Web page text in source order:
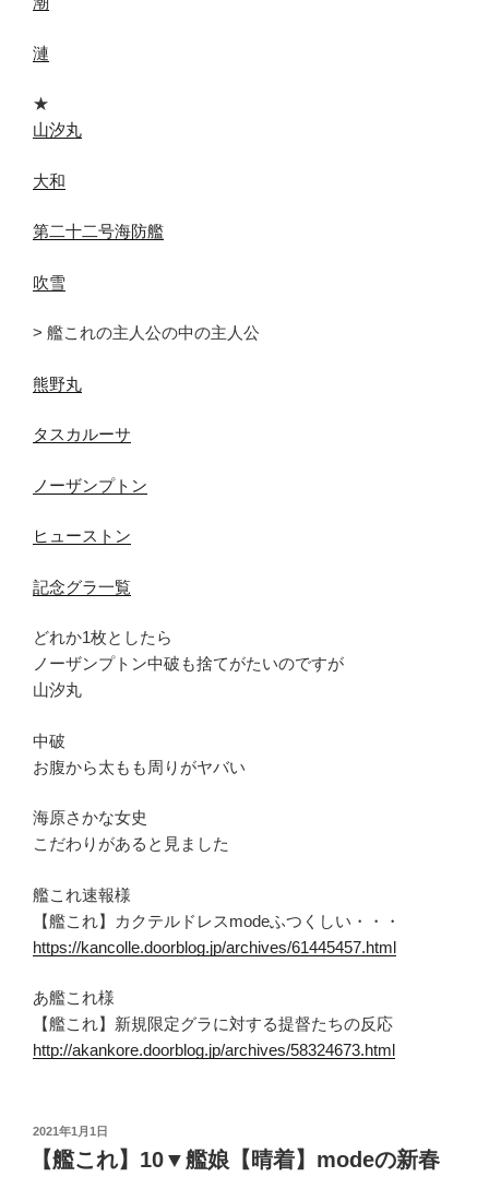
漣
★
山汐丸
大和
第二十二号海防艦
吹雪
> 艦これの主人公の中の主人公
熊野丸
タスカルーサ
ノーザンプトン
ヒューストン
記念グラ一覧
どれか1枚としたら
ノーザンプトン中破も捨てがたいのですが
山汐丸
中破
お腹から太もも周りがヤバい
海原さかな女史
こだわりがあると見ました
艦これ速報様
【艦これ】カクテルドレスmodeふつくしい・・・
https://kancolle.doorblog.jp/archives/61445457.html
あ艦これ様
【艦これ】新規限定グラに対する提督たちの反応
http://akankore.doorblog.jp/archives/58324673.html
投
日:
2021年1月1日
【艦これ】10▼艦娘【晴着】modeの新春